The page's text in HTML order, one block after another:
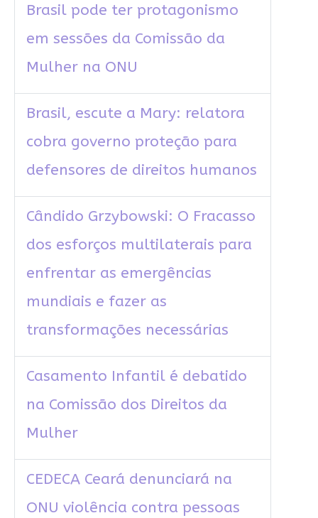
Brasil pode ter protagonismo
em sessões da Comissão da
Mulher na ONU
Brasil, escute a Mary: relatora
cobra governo proteção para
defensores de direitos humanos
Cândido Grzybowski: O Fracasso
dos esforços multilaterais para
enfrentar as emergências
mundiais e fazer as
transformações necessárias
Casamento Infantil é debatido
na Comissão dos Direitos da
Mulher
CEDECA Ceará denunciará na
ONU violência contra pessoas